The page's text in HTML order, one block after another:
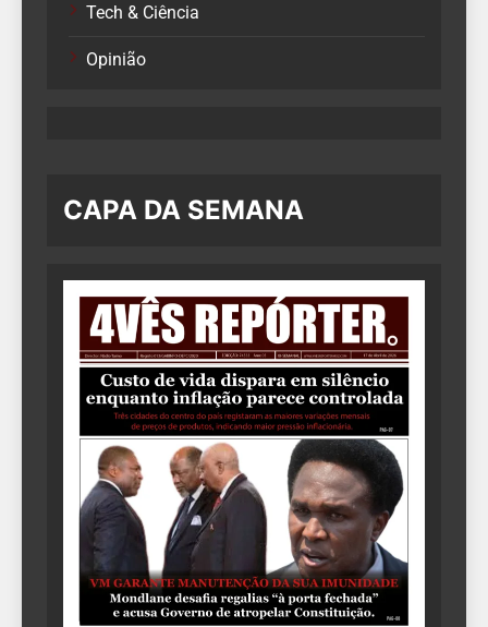
Tech & Ciência
Opinião
CAPA DA SEMANA